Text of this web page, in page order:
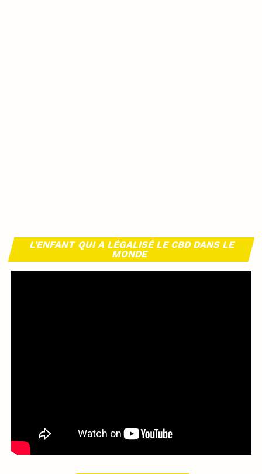
L’ENFANT QUI A LÉGALISÉ LE CBD DANS LE
MONDE